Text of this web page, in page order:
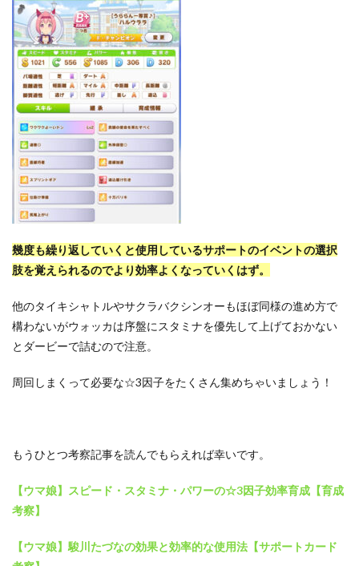
幾度も繰り返していくと使用しているサポートのイベントの選択
肢を覚えられるのでより効率よくなっていくはず。
他のタイキシャトルやサクラバクシンオーもほぼ同様の進め方で
構わないがウォッカは序盤にスタミナを優先して上げておかない
とダービーで詰むので注意。
周回しまくって必要な☆3因子をたくさん集めちゃいましょう！
もうひとつ考察記事を読んでもらえれば幸いです。
【ウマ娘】スピード・スタミナ・パワーの☆3因子効率育成【育成
考察】
【ウマ娘】駿川たづなの効果と効率的な使用法【サポートカード